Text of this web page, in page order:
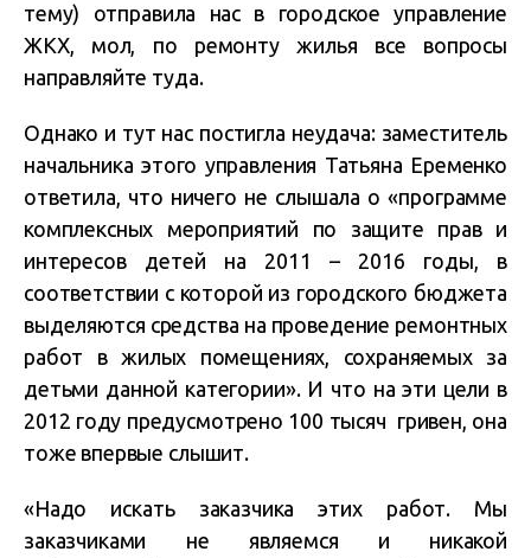
тему) отправила нас в городское управление
ЖКХ, мол, по ремонту жилья все вопросы
направляйте туда.
Однако и тут нас постигла неудача: заместитель
начальника этого управления Татьяна Еременко
ответила, что ничего не слышала о «программе
комплексных мероприятий по защите прав и
интересов детей на 2011 – 2016 годы, в
соответствии с которой из городского бюджета
выделяются средства на проведение ремонтных
работ в жилых помещениях, сохраняемых за
детьми данной категории». И что на эти цели в
2012 году предусмотрено 100 тысяч гривен, она
тоже впервые слышит.
«Надо искать заказчика этих работ. Мы
заказчиками не являемся и никакой